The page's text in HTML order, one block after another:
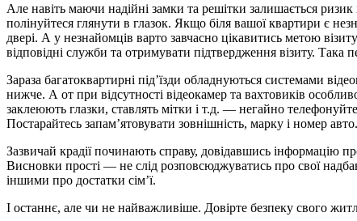
Але навіть маючи надійні замки та решітки залишається
полінуйтеся глянути в глазок. Якщо біля вашої квартири є
двері. А у незнайомців варто завчасно цікавитись метою
відповідні служби та отримувати підтвердження візиту. Така
Зараза багатоквартирні під’їзди обладнуються системами
нижче. А от при відсутності відеокамер та вахтовиків
заклеюють глазки, ставлять мітки і т.д. — негайно
Постарайтесь запам’ятовувати зовнішність, марку і номер авто.
Зазвичай крадії починають справу, довідавшись інформацію
Висновки прості — не слід розповсюджуватись про свої
іншими про достатки сім’ї.
І останнє, але чи не найважливіше. Довірте безпеку свого